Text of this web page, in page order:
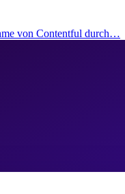
von Contentful durch…